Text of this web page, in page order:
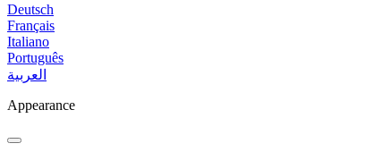
Deutsch
Français
Italiano
Português
العربية
Appearance